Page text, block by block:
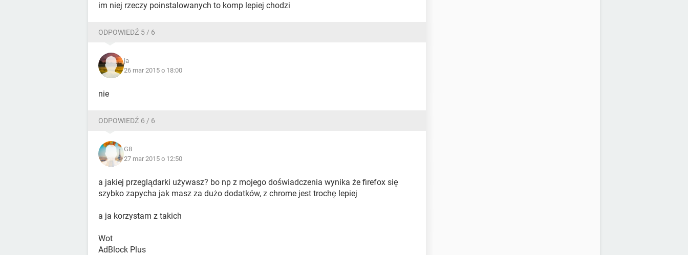
im niej rzeczy poinstalowanych to komp lepiej chodzi
ODPOWIEDŹ 5 / 6
ja
26 mar 2015 o 18:00
nie
ODPOWIEDŹ 6 / 6
G8
27 mar 2015 o 12:50
a jakiej przeglądarki używasz? bo np z mojego doświadczenia wynika że firefox się
szybko zapycha jak masz za dużo dodatków, z chrome jest trochę lepiej
a ja korzystam z takich
Wot
AdBlock Plus